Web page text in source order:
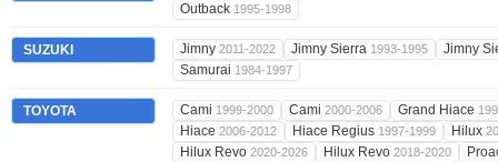
Outback 1995-1998
SUZUKI Jimny 2011-2022 Jimny Sierra 1993-1995
Jimny
Samurai 1984-1997
TOYOTA Cami 1999-2000 Cami 2000-2006 Grand Hiace
Hiace 2006-2012 Hiace Regius 1997-1999 Hilux
Hilux Revo 2020-2026 Hilux Revo 2018-2020